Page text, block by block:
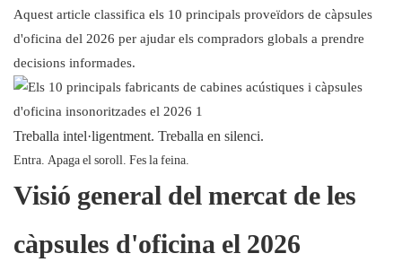
Aquest article classifica els 10 principals proveïdors de càpsules
d'oficina del 2026 per ajudar els compradors globals a prendre
decisions informades.
Treballa intel·ligentment. Treballa en silenci.
Entra. Apaga el soroll. Fes la feina.
Visió general del mercat de les
càpsules d'oficina el 2026